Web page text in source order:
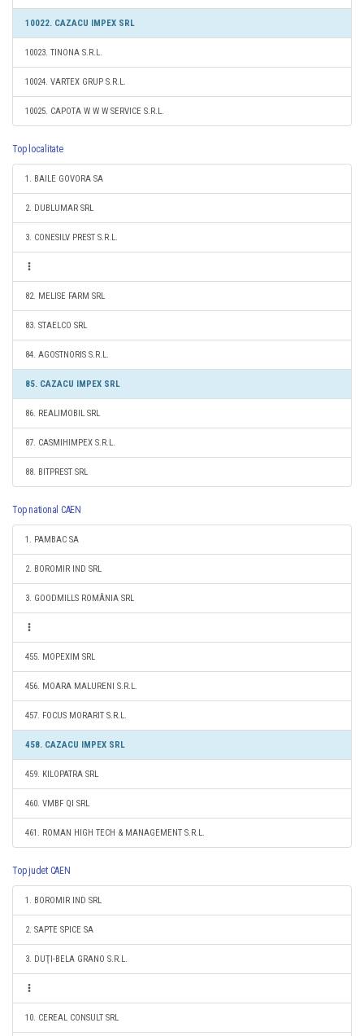
10022. CAZACU IMPEX SRL
10023. TINONA S.R.L.
10024. VARTEX GRUP S.R.L.
10025. CAPOTA W W W SERVICE S.R.L.
Top localitate
1. BAILE GOVORA SA
2. DUBLUMAR SRL
3. CONESILV PREST S.R.L.
82. MELISE FARM SRL
83. STAELCO SRL
84. AGOSTNORIS S.R.L.
85. CAZACU IMPEX SRL
86. REALIMOBIL SRL
87. CASMIHIMPEX S.R.L.
88. BITPREST SRL
Top national CAEN
1. PAMBAC SA
2. BOROMIR IND SRL
3. GOODMILLS ROMÂNIA SRL
455. MOPEXIM SRL
456. MOARA MALURENI S.R.L.
457. FOCUS MORARIT S.R.L.
458. CAZACU IMPEX SRL
459. KILOPATRA SRL
460. VMBF QI SRL
461. ROMAN HIGH TECH & MANAGEMENT S.R.L.
Top judet CAEN
1. BOROMIR IND SRL
2. SAPTE SPICE SA
3. DUŢI-BELA GRANO S.R.L.
10. CEREAL CONSULT SRL